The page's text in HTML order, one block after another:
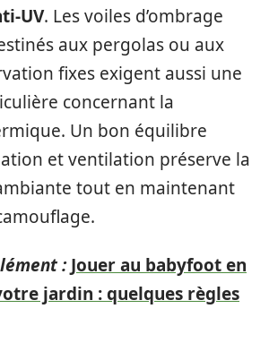
UV. Les voiles d’ombrage
aux pergolas ou aux
fixes exigent aussi une
concernant la
Un bon équilibre
et ventilation préserve la
tout en maintenant
: Jouer au babyfoot en
jardin : quelques règles